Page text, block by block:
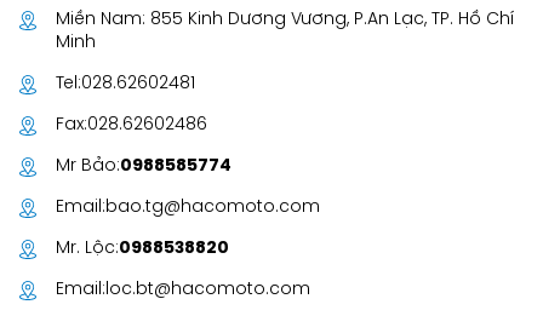
Miền Nam: 855 Kinh Dương Vương, P.An Lạc, TP. Hồ Chí
Minh
Tel:028.62602481
Fax:028.62602486
Mr Bảo:0988585774
Email:bao.tg@hacomoto.com
Mr. Lộc:0988538820
Email:loc.bt@hacomoto.com